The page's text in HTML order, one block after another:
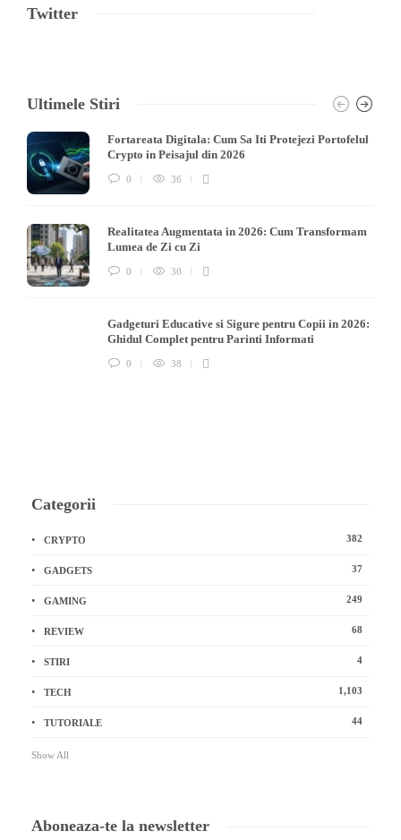
Twitter
Ultimele Stiri
Fortareata Digitala: Cum Sa Iti Protejezi Portofelul
Crypto in Peisajul din 2026
0 36
Realitatea Augmentata in 2026: Cum Transformam
Lumea de Zi cu Zi
0 30
Gadgeturi Educative si Sigure pentru Copii in 2026:
Ghidul Complet pentru Parinti Informati
0 38
Categorii
CRYPTO 382
GADGETS 37
GAMING 249
REVIEW 68
STIRI 4
TECH 1,103
TUTORIALE 44
Show All
Aboneaza-te la newsletter